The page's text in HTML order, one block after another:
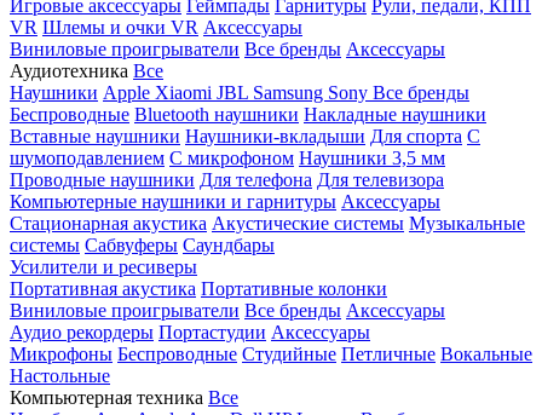
Игровые аксессуары Геймпады Гарнитуры Рули, педали, КПП
VR Шлемы и очки VR Аксессуары
Виниловые проигрыватели Все бренды Аксессуары
Аудиотехника Все
Наушники Apple Xiaomi JBL Samsung Sony Все бренды
Беспроводные Bluetooth наушники Накладные наушники
Вставные наушники Наушники-вкладыши Для спорта С
шумоподавлением С микрофоном Наушники 3,5 мм
Проводные наушники Для телефона Для телевизора
Компьютерные наушники и гарнитуры Аксессуары
Стационарная акустика Акустические системы Музыкальные
системы Сабвуферы Саундбары
Усилители и ресиверы
Портативная акустика Портативные колонки
Виниловые проигрыватели Все бренды Аксессуары
Аудио рекордеры Портастудии Аксессуары
Микрофоны Беспроводные Студийные Петличные Вокальные
Настольные
Компьютерная техника Все